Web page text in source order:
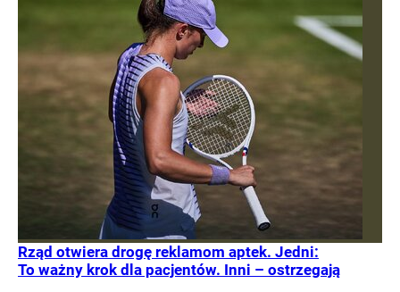
Rząd otwiera drogę reklamom aptek. Jedni:
To ważny krok dla pacjentów. Inni – ostrzegają